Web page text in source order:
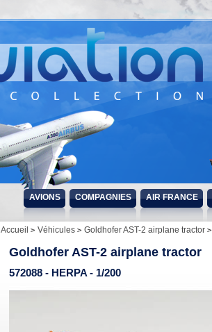
AVIONS COMPAGNIES AIR FRANCE
Accueil Véhicules Goldhofer AST-2 airplane tractor
Goldhofer AST-2 airplane tractor
572088 - HERPA - 1/200